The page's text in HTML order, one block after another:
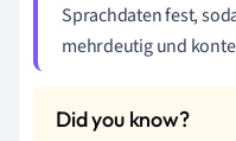
Sprachdaten fest,
mehrdeutig und